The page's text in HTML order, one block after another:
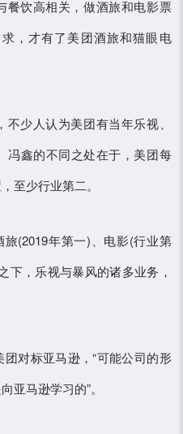
餐饮高相关，做酒旅和电影票
，才有了美团酒旅和猫眼电
少人认为美团有当年乐视、
冯鑫的不同之处在于，美团每
至少行业第二。
(2019年第一)、电影(行业第
下，乐视与暴风的诸多业务，
对标亚马逊，“可能公司的形
亚马逊学习的”。